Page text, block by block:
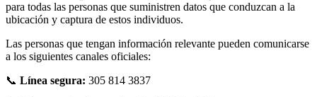
para todas las personas que suministren datos que conduzcan a la
ubicación y captura de estos individuos.
Las personas que tengan información relevante pueden comunicarse
a los siguientes canales oficiales:
📞 Línea segura: 305 814 3837